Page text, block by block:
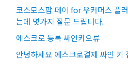
코스모스팜 페이 for 우커머스 플
는데 몇가지 질문 드립니다.
에스크로 등록 싸인키오류
안녕하세요 에스크로결제 싸인 키